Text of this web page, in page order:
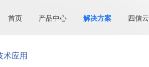
首页 产品中心 解决方案 四信云
术应用